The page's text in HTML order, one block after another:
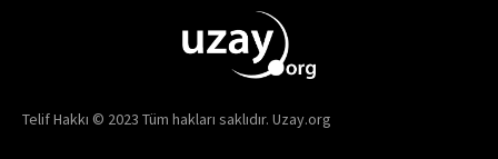
Telif Hakkı © 2023 Tüm hakları saklıdır. Uzay.org